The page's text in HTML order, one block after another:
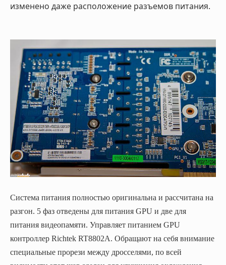
изменено даже расположение разъемов питания.
Система питания полностью оригинальна и рассчитана на
разгон. 5 фаз отведены для питания GPU и две для
питания видеопамяти. Управляет питанием GPU
контроллер Richtek RT8802A. Обращают на себя внимание
специальные прорези между дросселями, по всей